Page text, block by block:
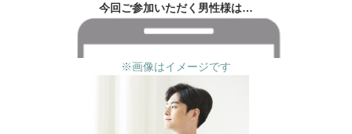
今回ご参加いただく男性様は…
※画像はイメージです